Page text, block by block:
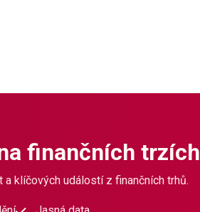
finančních trzích
klíčových událostí z finančních trhů.